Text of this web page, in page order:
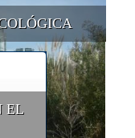
EL